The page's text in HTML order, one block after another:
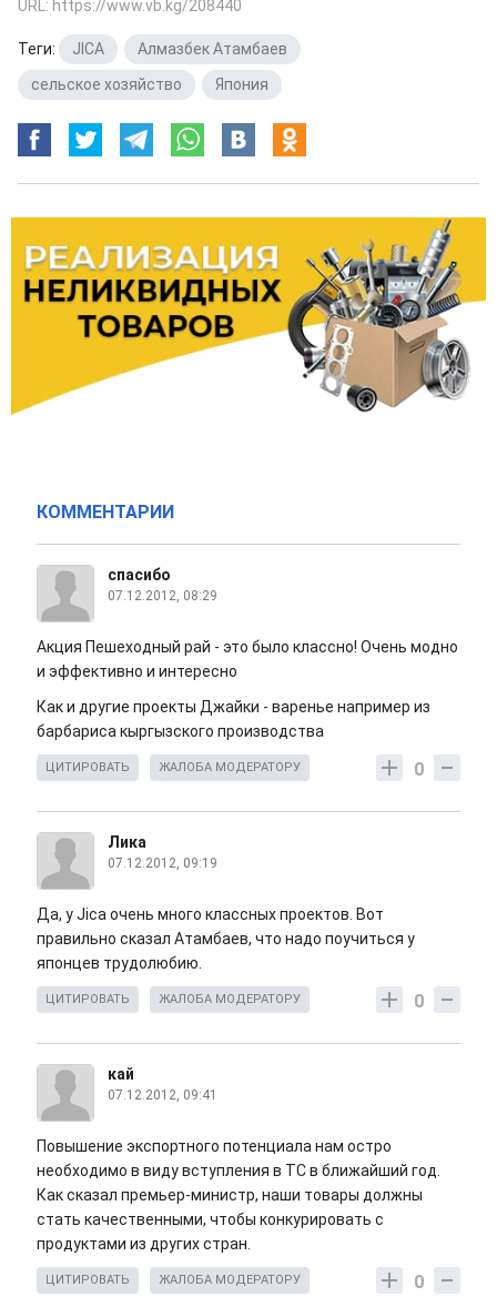
URL: https://www.vb.kg/208440
Теги: JICA Алмазбек Атамбаев
сельское хозяйство
Япония
КОММЕНТАРИИ
спасибо
07.12.2012, 08:29
Акция Пешеходный рай - это было классно! Очень модно
и эффективно и интересно
Как и другие проекты Джайки - варенье например из
барбариса кыргызского производства
0
ЦИТИРОВАТЬ ЖАЛОБА МОДЕРАТОРУ
Лика
07.12.2012, 09:19
Да, у Jica очень много классных проектов. Вот
правильно сказал Атамбаев, что надо поучиться у
японцев трудолюбию.
0
ЦИТИРОВАТЬ ЖАЛОБА МОДЕРАТОРУ
кай
07.12.2012, 09:41
Повышение экспортного потенциала нам остро
необходимо в виду вступления в ТС в ближайший год.
Как сказал премьер-министр, наши товары должны
стать качественными, чтобы конкурировать с
продуктами из других стран.
0
ЦИТИРОВАТЬ ЖАЛОБА МОДЕРАТОРУ